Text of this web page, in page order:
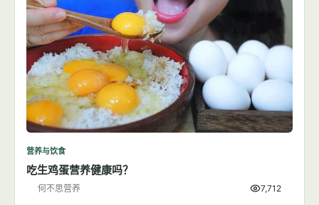
营养与饮食
吃生鸡蛋营养健康吗？
何不思营养 7,712